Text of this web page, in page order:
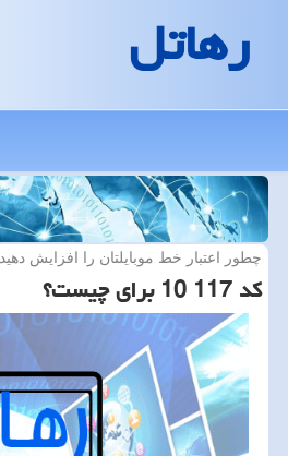
رهاتل
چطور اعتبار خط موبایلتان را افزایش دهید
كد 117 10 برای چیست؟